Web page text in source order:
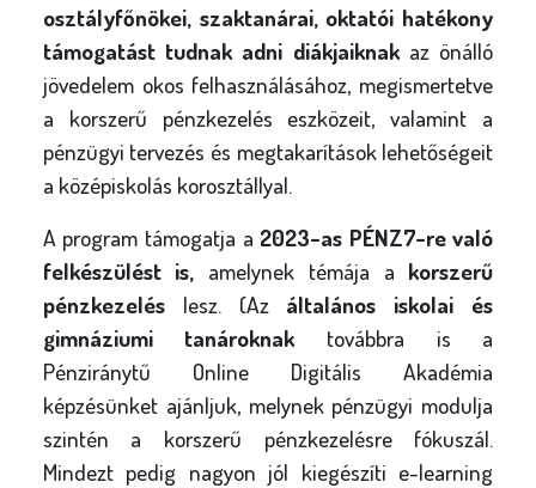
osztályfőnökei, szaktanárai, oktatói hatékony
támogatást tudnak adni diákjaiknakaz önálló
jövedelem okos felhasználásához, megismertetve
a korszerű pénzkezelés eszközeit, valamint a
pénzügyi tervezés és megtakarítások lehetőségeit
a középiskolás korosztállyal.
A program támogatja a 2023-as PÉNZ7-re való
felkészülést is, amelynek témája a korszerű
pénzkezeléslesz. (Az általános iskolai és
gimnáziumi tanároknaktovábbra is a
Pénziránytű Online Digitális Akadémia
képzésünket ajánljuk, melynek pénzügyi modulja
szintén a korszerű pénzkezelésre fókuszál.
Mindezt pedig nagyon jól kiegészíti e-learning